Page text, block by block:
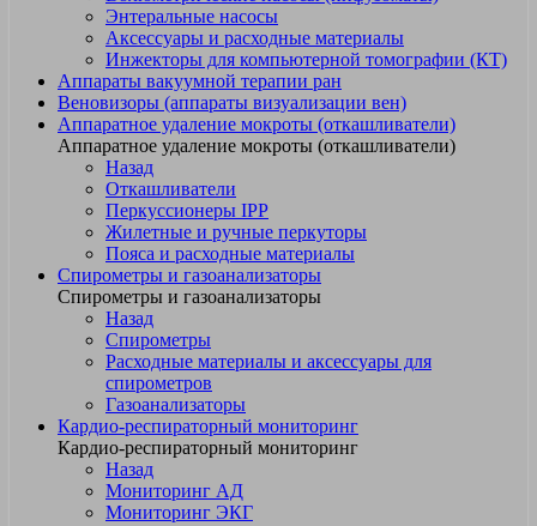
Энтеральные насосы
Аксессуары и расходные материалы
Инжекторы для компьютерной томографии (КТ)
Аппараты вакуумной терапии ран
Веновизоры (аппараты визуализации вен)
Аппаратное удаление мокроты (откашливатели)
Аппаратное удаление мокроты (откашливатели)
Назад
Откашливатели
Перкуссионеры IPP
Жилетные и ручные перкуторы
Пояса и расходные материалы
Спирометры и газоанализаторы
Спирометры и газоанализаторы
Назад
Спирометры
Расходные материалы и аксессуары для
спирометров
Газоанализаторы
Кардио-респираторный мониторинг
Кардио-респираторный мониторинг
Назад
Мониторинг АД
Мониторинг ЭКГ